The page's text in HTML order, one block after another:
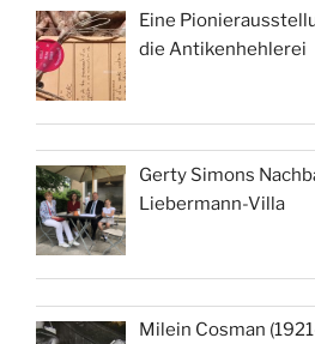
Eine
die Antikenhehlerei
Gerty Simons
Liebermann-Villa
Milein Cosman